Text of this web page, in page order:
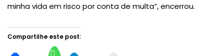
minha vida em risco por conta de multa”, encerrou.
Compartilhe este post: